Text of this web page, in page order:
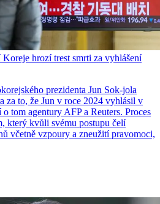
hrozí trest smrti za vyhlášení
prezidenta Jun Sok-jola
za to, že Jun v roce 2024 vyhlásil v
tom agentury AFP a Reuters. Proces
který kvůli svému postupu čelí
včetně vzpoury a zneužití pravomoci,